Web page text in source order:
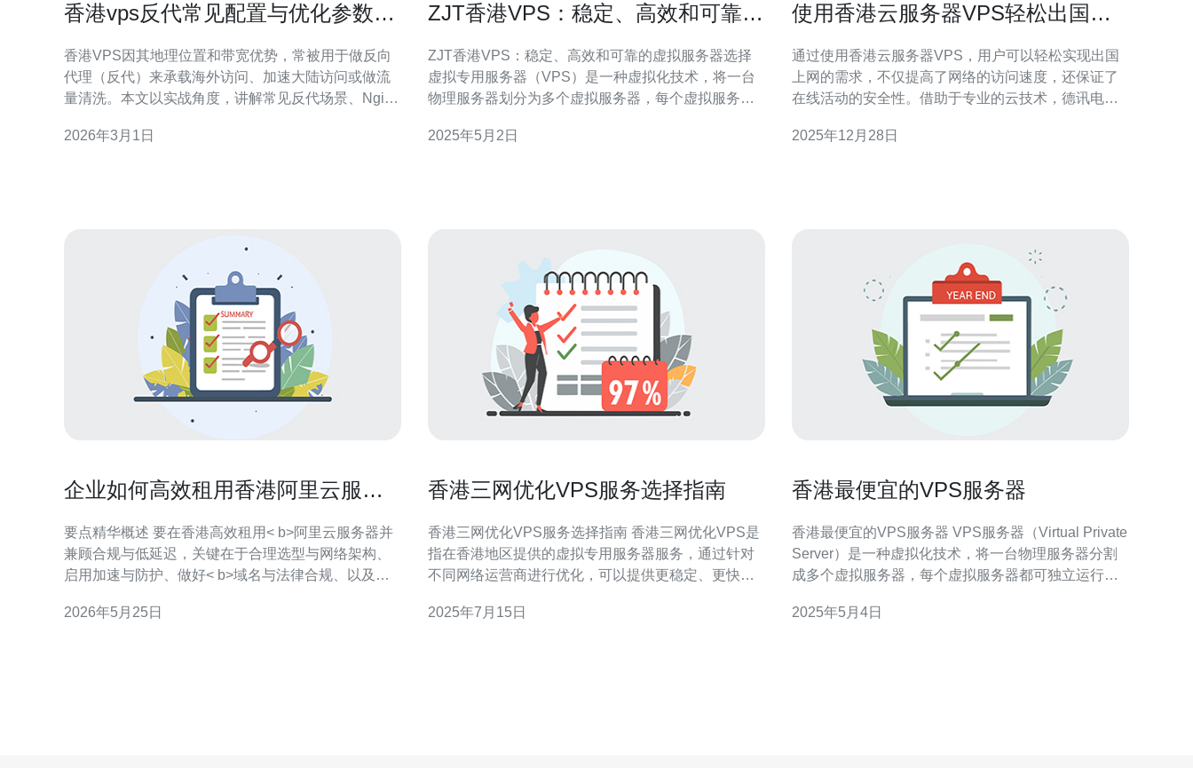
香港vps反代常见配置与优化参数实
香港VPS因其地理位置和带宽优势，常被用于做反向
代理（反代）来承载海外访问、加速大陆访问或做流
量清洗。本文以实战角度，讲解常见反代场景、Nginx
CDN与高防DDoS组合方案，并给出购买建议。 首先
2026年3月1日
ZJT香港VPS：稳定、高效和可靠的
ZJT香港VPS：稳定、高效和可靠的虚拟服务器选择
虚拟专用服务器（VPS）是一种虚拟化技术，将一台
物理服务器划分为多个虚拟服务器，每个虚拟服务器
独立服务器相似的性能和功能，但价格更为经济实
2025年5月2日
使用香港云服务器VPS轻松出国上
通过使用香港云服务器VPS，用户可以轻松实现出国
上网的需求，不仅提高了网络的访问速度，还保证了
在线活动的安全性。借助于专业的云技术，德讯电讯
求，让你在全球范围内畅享无阻的网络体验。 为什么
2025年12月28日
企业如何高效租用香港阿里云服务
要点精华概述 要在香港高效租用< b>阿里云服务器并
兼顾合规与低延迟，关键在于合理选型与网络架构、
启用加速与防护、做好< b>域名与法律合规、以及成
用< b>CDN与专线互联、开启< b>DDoS防御与
2026年5月25日
香港三网优化VPS服务选择指南
香港三网优化VPS服务选择指南 香港三网优化VPS是
指在香港地区提供的虚拟专用服务器服务，通过针对
不同网络运营商进行优化，可以提供更稳定、更快速
说，选择香港三网优化VPS是一个不错的选择。 在选
2025年7月15日
香港最便宜的VPS服务器
香港最便宜的VPS服务器 VPS服务器（Virtual Private
Server）是一种虚拟化技术，将一台物理服务器分割
成多个虚拟服务器，每个虚拟服务器都可独立运行操
盘空间和内存资源，用户可以按需配置和管理。 香港
2025年5月4日